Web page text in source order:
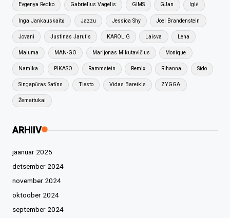
Evgenya Redko Gabrielius Vagelis GIMS GJan Iglė
Inga Jankauskaitė Jazzu Jessica Shy Joel Brandenstein
Jovani Justinas Jarutis KAROL G Laisva Lena
Maluma MAN-GO Marijonas Mikutavičius Monique
Namika PIKASO Rammstein Remix Rihanna Sido
Singapūras Satīns Tiesto Vidas Bareikis ZYGGA
Žemaitukai
ARHIIV
jaanuar 2025
detsember 2024
november 2024
oktoober 2024
september 2024